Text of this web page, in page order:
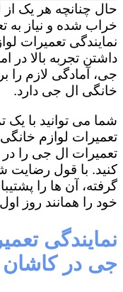
حال چنانچه هر یک
خراب شده و نیاز به
نمایندگی تعمیرات
داشتن تجربه بالا در
جی، آمادگی لازم را
خانگی ال جی دارد.
شما می توانید با یک
تعمیرات لوازم
تعمیرات ال جی را
کنید. با قول رضایت
گرفته، آن ها را
خود را همانند روز
نمایندگی
جی در کاشان